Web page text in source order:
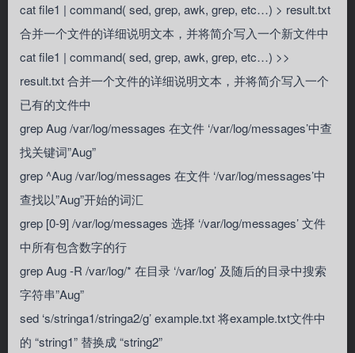
cat file1 | command( sed, grep, awk, grep, etc…) > result.txt
合并一个文件的详细说明文本，并将简介写入一个新文件中
cat file1 | command( sed, grep, awk, grep, etc…) >>
result.txt 合并一个文件的详细说明文本，并将简介写入一个
已有的文件中
grep Aug /var/log/messages 在文件 ‘/var/log/messages’中查
找关键词”Aug”
grep ^Aug /var/log/messages 在文件 ‘/var/log/messages’中
查找以”Aug”开始的词汇
grep [0-9] /var/log/messages 选择 ‘/var/log/messages’ 文件
中所有包含数字的行
grep Aug -R /var/log/* 在目录 ‘/var/log’ 及随后的目录中搜索
字符串”Aug”
sed ‘s/stringa1/stringa2/g’ example.txt 将example.txt文件中
的 “string1” 替换成 “string2”